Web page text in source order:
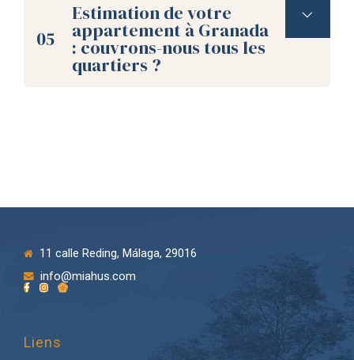
Vérifiez vos spams.
numéro de porte
05
Estimation de votre
appartement à Granada
: couvrons-nous tous les
quartiers ?
11 calle Reding, Málaga, 29016
info@miahus.com
Liens